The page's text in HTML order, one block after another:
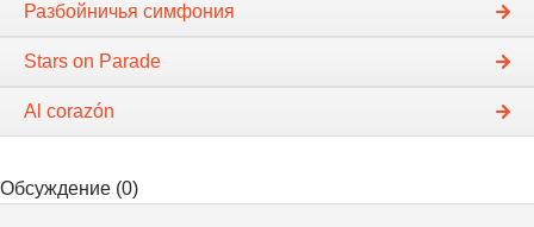
Разбойничья симфония
Stars on Parade
Al corazón
Обсуждение (0)